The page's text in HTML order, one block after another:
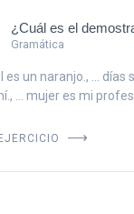
¿Cuál es el
Gramática
es un naranjo., ...
... mujer es mi